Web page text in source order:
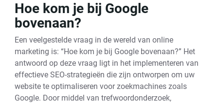
Hoe kom je bij Google
bovenaan?
Een veelgestelde vraag in de wereld van online
marketing is: “Hoe kom je bij Google bovenaan?” Het
antwoord op deze vraag ligt in het implementeren van
effectieve SEO-strategieën die zijn ontworpen om uw
website te optimaliseren voor zoekmachines zoals
Google. Door middel van trefwoordonderzoek,